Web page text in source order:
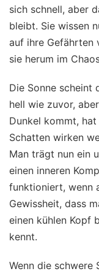
sich schnell, aber
bleibt. Sie wissen
auf ihre Gefährten
sie herum im
Die Sonne scheint
hell wie zuvor,
Dunkel kommt,
Schatten wirken
Man trägt nun ein
einen inneren
funktioniert, wenn
Gewissheit, dass
einen kühlen Kopf
kennt.
Wenn die schwere